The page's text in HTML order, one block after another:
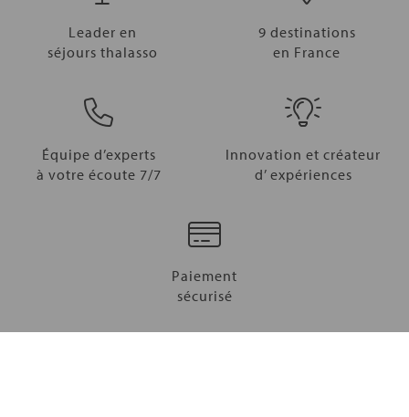
Leader en
séjours thalasso
9 destinations
en France
Équipe d’experts
à votre écoute 7/7
Innovation et créateur
d’ expériences
Paiement
sécurisé